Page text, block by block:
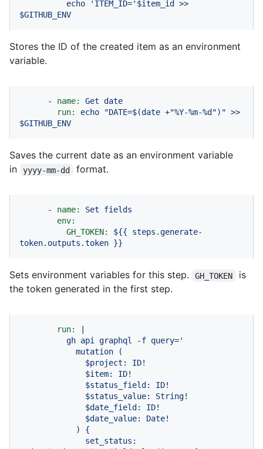
echo 'ITEM_ID=' $item_id
>>
$GITHUB_ENV
Stores the ID of the created item as an environment
variable.
- name: Get date
run:
echo "DATE=$(date +"%Y-%m-%d")" >>
$GITHUB_ENV
Saves the current date as an environment variable
in
yyyy-mm-dd format.
- name: Set
fields
env:
GH_TOKEN:
${{
steps.generate-
token.outputs.token }}
Sets environment variables for this step. GH_TOKEN
is
the token generated in the first step.
run: